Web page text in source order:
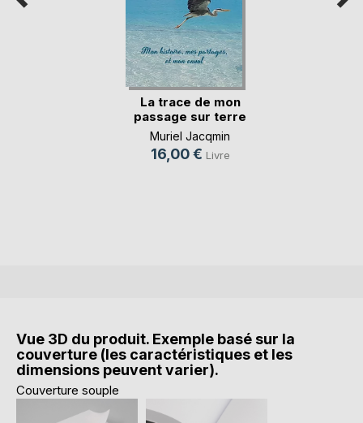
La trace de mon
passage sur terre
Muriel Jacqmin
16,00 € Livre
Vue 3D du produit. Exemple basé sur la
couverture (les caractéristiques et les
dimensions peuvent varier).
Couverture souple